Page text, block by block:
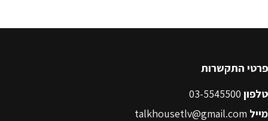
פרטי התקשרות
טלפון
מייל talkhousetlv@gmail.com